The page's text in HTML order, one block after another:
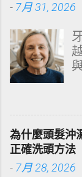
- 7月 31, 2026
為什麼頭髮沖
正確洗頭方法
- 7月 28, 2026